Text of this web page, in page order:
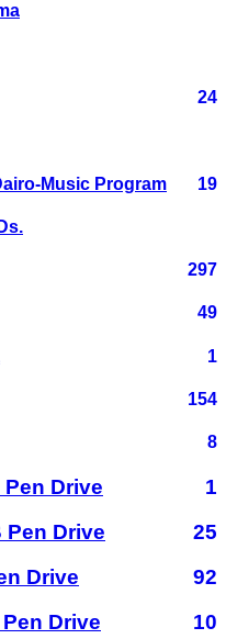
24
Music Program 19
297
49
1
154
8
Drive
1
Pen Drive
25
Drive
92
Drive
10